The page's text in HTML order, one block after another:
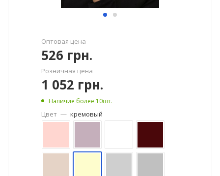
Оптовая цена
526 грн.
Розничная цена
1 052 грн.
Наличие более 10шт.
Цвет — кремовый